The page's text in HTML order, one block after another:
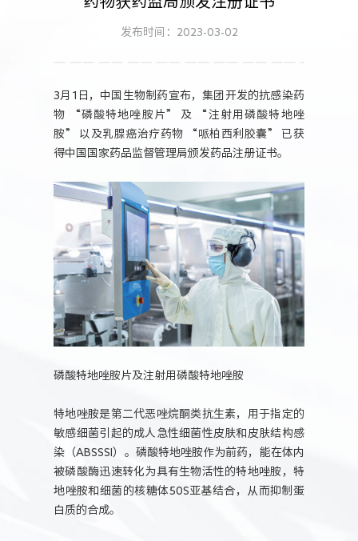
发布时间：2023-03-02
3月1日，中国生物制药宣布，集团开发的抗感染药
物 “磷酸特地唑胺片” 及 “注射用磷酸特地唑
胺” 以及乳腺癌治疗药物 “哌柏西利胶囊” 已获
得中国国家药品监督管理局颁发药品注册证书。
磷酸特地唑胺片及注射用磷酸特地唑胺
特地唑胺是第二代恶唑烷酮类抗生素，用于指定的
敏感细菌引起的成人急性细菌性皮肤和皮肤结构感
染（ABSSSI）。磷酸特地唑胺作为前药，能在体内
被磷酸酶迅速转化为具有生物活性的特地唑胺，特
地唑胺和细菌的核糖体50S亚基结合，从而抑制蛋
白质的合成。